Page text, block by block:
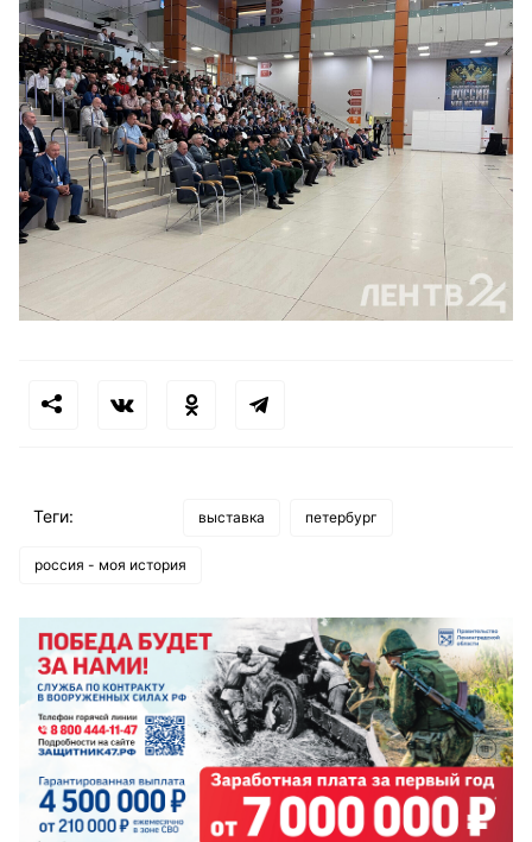
Теги: выставка петербург
россия - моя история